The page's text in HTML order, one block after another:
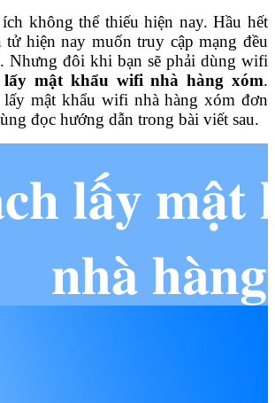
không thể thiếu hiện nay. Hầu hết
hiện nay muốn truy cập mạng đều
Nhưng đôi khi bạn sẽ phải dùng wifi
lấy mật khẩu wifi nhà hàng xóm.
lấy mật khẩu wifi nhà hàng xóm đơn
đọc hướng dẫn trong bài viết sau.